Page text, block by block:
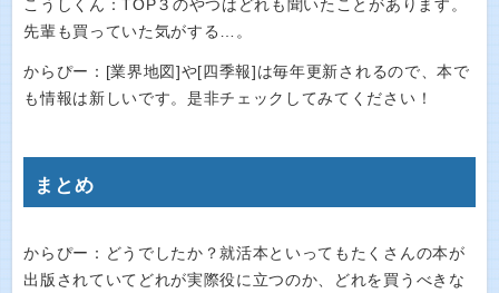
こうしくん：TOP３のやつはどれも聞いたことがあります。
先輩も買っていた気がする…。
からぴー：[業界地図]や[四季報]は毎年更新されるので、本で
も情報は新しいです。是非チェックしてみてください！
まとめ
からぴー：どうでしたか？就活本といってもたくさんの本が
出版されていてどれが実際役に立つのか、どれを買うべきな